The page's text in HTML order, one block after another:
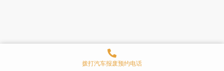
拨打汽车报废预约电话